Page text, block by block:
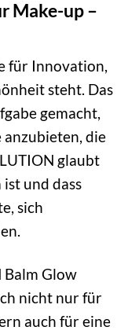
Make-up –
für Innovation,
steht. Das
gemacht,
die
glaubt
und dass
sich
Balm Glow
nicht nur für
auch für eine